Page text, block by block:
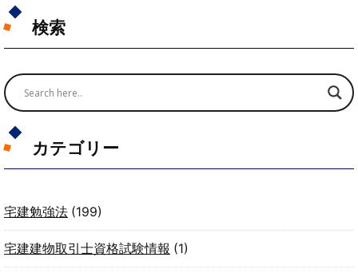
検索
カテゴリー
宅建勉強法 (199)
宅建建物取引士資格試験情報 (1)